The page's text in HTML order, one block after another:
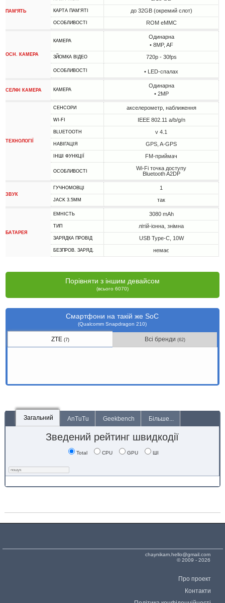
ПАМ'ЯТЬ КАРТА ПАМ'ЯТІ до 32GB (окремий слот)
ОСОБЛИВОСТІ ROM eMMC
ОСН. КАМЕРА
КАМЕРА
Одинарна
• 8MP, AF
ЗЙОМКА ВІДЕО 720p - 30fps
ОСОБЛИВОСТІ • LED-спалах
СЕЛФІ КАМЕРА КАМЕРА
Одинарна
• 2MP
ТЕХНОЛОГІЇ
СЕНСОРИ акселерометр, наближення
WI-FI IEEE 802.11 a/b/g/n
BLUETOOTH v 4.1
НАВІГАЦІЯ GPS, A-GPS
ІНШІ ФУНКЦІЇ FM-приймач
ОСОБЛИВОСТІ
Wi-Fi точка доступу
Bluetooth A2DP
ЗВУК
ГУЧНОМОВЦІ 1
JACK 3.5MM так
БАТАРЕЯ
ЕМНІСТЬ 3080 mAh
ТИП літій-іонна, знімна
ЗАРЯДКА ПРОВІД USB Type-C, 10W
БЕЗПРОВ. ЗАРЯД. немає
Порівняти з іншим девайсом
(всього 6070)
Смартфони на такій же SoC
(Qualcomm Snapdragon 210)
ZTE(7) Всі бренди(62)
Загальний AnTuTu Geekbench Більше...
Зведений рейтинг швидкодії
Total CPU GPU ШІ
chaynikam.hello@gmail.com
© 2009 - 2026
Про проект
Контакти